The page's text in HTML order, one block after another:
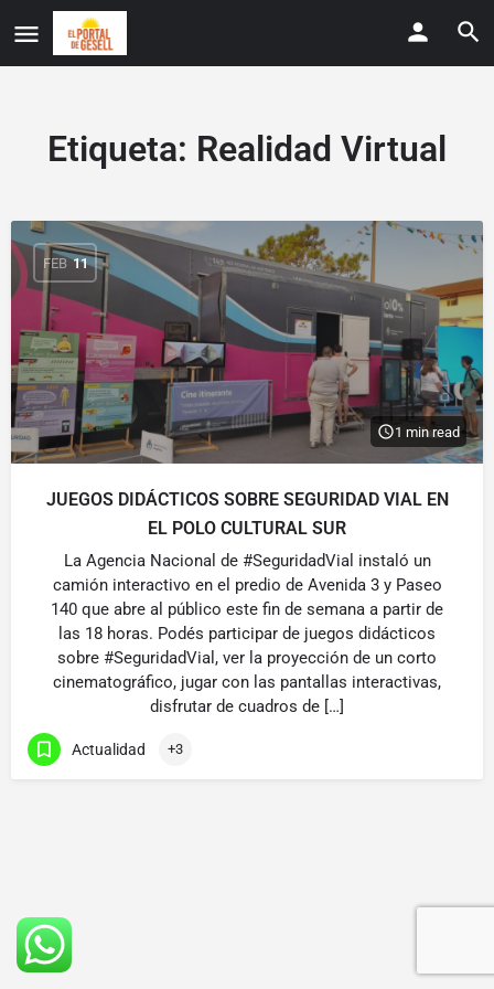
Etiqueta: Realidad Virtual
FEB 11
1 min read
JUEGOS DIDÁCTICOS SOBRE SEGURIDAD VIAL EN
EL POLO CULTURAL SUR
La Agencia Nacional de #SeguridadVial instaló un
camión interactivo en el predio de Avenida 3 y Paseo
140 que abre al público este fin de semana a partir de
las 18 horas. Podés participar de juegos didácticos
sobre #SeguridadVial, ver la proyección de un corto
cinematográfico, jugar con las pantallas interactivas,
disfrutar de cuadros de […]
Actualidad +3